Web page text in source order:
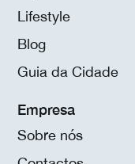
Lifestyle
Blog
Guia da Cidade
Empresa
Sobre nós